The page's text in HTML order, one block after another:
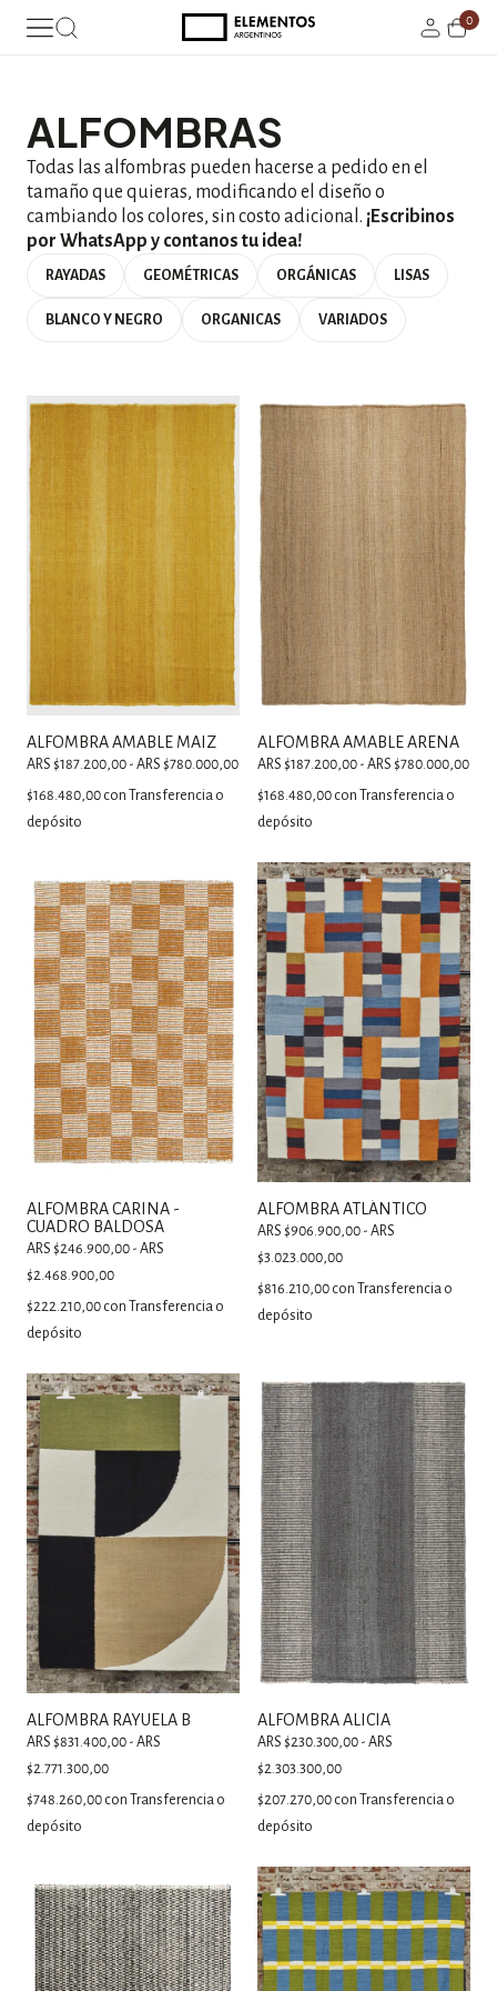
0
ALFOMBRAS
Todas las alfombras pueden hacerse a pedido en el
tamaño que quieras, modificando el diseño o
cambiando los colores, sin costo adicional. ¡Escribinos
por WhatsApp y contanos tu idea!
RAYADAS GEOMÉTRICAS ORGÁNICAS LISAS
BLANCO Y NEGRO ORGANICAS VARIADOS
ALFOMBRA AMABLE MAIZ
ARS $187.200,00 - ARS $780.000,00
$168.480,00 con
Transferencia o
depósito
ALFOMBRA AMABLE ARENA
ARS $187.200,00 - ARS $780.000,00
$168.480,00 con
Transferencia o
depósito
ALFOMBRA CARINA -
CUADRO BALDOSA
ARS $246.900,00 - ARS
$2.468.900,00
$222.210,00 con
Transferencia o
depósito
ALFOMBRA ATLÁNTICO
ARS $906.900,00 - ARS
$3.023.000,00
$816.210,00 con
Transferencia o
depósito
ALFOMBRA RAYUELA B
ARS $831.400,00 - ARS
$2.771.300,00
$748.260,00 con
Transferencia o
depósito
ALFOMBRA ALICIA
ARS $230.300,00 - ARS
$2.303.300,00
$207.270,00 con
Transferencia o
depósito